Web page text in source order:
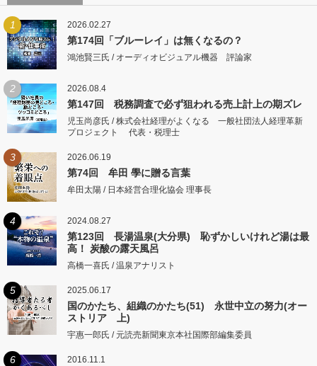
1 2026.02.27
第174回「ブルーレイ」は無くなるの？
鴻池賢三氏 / オーディオビジュアル機器 評論家
2 2026.08.4
第147回 税務調査で必ず狙われる売上計上の期ズレ
児玉尚彦氏 / 株式会社経理がよくなる 一般社団法人経理革新
プロジェクト 代表・税理士
3 2026.06.19
第74回 牟田 學に贈る言葉
牟田太陽 / 日本経営合理化協会 理事長
4 2024.08.27
第123回 長湯温泉(大分県) 恥ずかしいけれど湯は最
高！ 炭酸の露天風呂
高橋一喜氏 / 温泉アナリスト
5 2025.06.17
国のかたち、組織のかたち(51) 永世中立の努力(オー
ストリア 上)
宇惠一郎氏 / 元読売新聞東京本社国際部編集委員
6 2016.11.1